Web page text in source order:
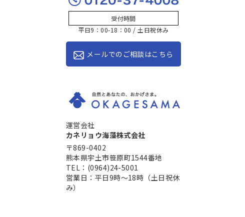
受付時間
平日9：00-18：00 / 土日祝休み
メールでのご相談はこちら
運営会社
カネリョウ海藻株式会社
〒869-0402
熊本県宇土市笹原町1544番地
TEL：(0964)24-5001
営業日：平日9時～18時（土日祝休
み）